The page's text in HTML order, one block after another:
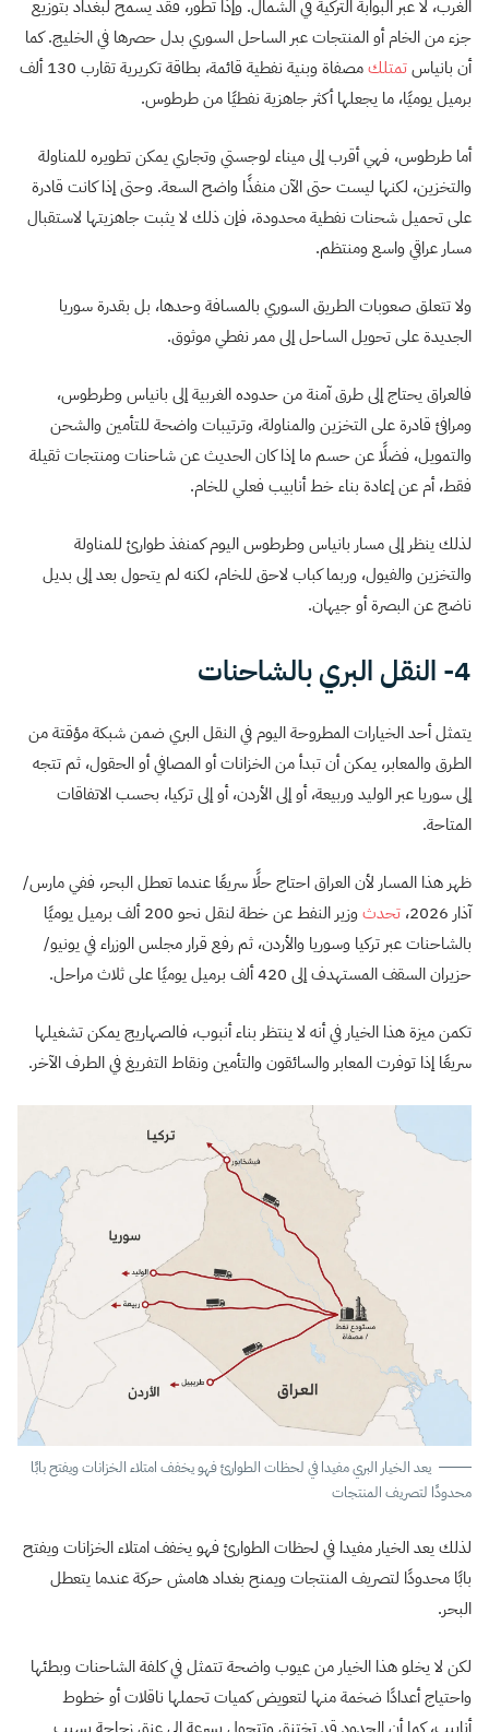
الغرب، لا عبر البوابة التركية في الشمال. وإذا تطور، فقد يسمح لبغداد بتوزيع
جزء من الخام أو المنتجات عبر الساحل السوري بدل حصرها في الخليج. كما
أن بانياستمتلك
مصفاة وبنية نفطية قائمة، بطاقة تكريرية تقارب 130 ألف
برميل يوميًا، ما يجعلها أكثر جاهزية نفطيًا من طرطوس.
أما طرطوس، فهي أقرب إلى ميناء لوجستي وتجاري يمكن تطويره للمناولة
والتخزين، لكنها ليست حتى الآن منفذًا واضح السعة. وحتى إذا كانت قادرة
على تحميل شحنات نفطية محدودة، فإن ذلك لا يثبت جاهزيتها لاستقبال
مسار عراقي واسع ومنتظم.
ولا تتعلق صعوبات الطريق السوري بالمسافة وحدها، بل بقدرة سوريا
الجديدة على تحويل الساحل إلى ممر نفطي موثوق.
فالعراق يحتاج إلى طرق آمنة من حدوده الغربية إلى بانياس وطرطوس،
ومرافئ قادرة على التخزين والمناولة، وترتيبات واضحة للتأمين والشحن
والتمويل، فضلًا عن حسم ما إذا كان الحديث عن شاحنات ومنتجات ثقيلة
فقط، أم عن إعادة بناء خط أنابيب فعلي للخام.
لذلك ينظر إلى مسار بانياس وطرطوس اليوم كمنفذ طوارئ للمناولة
والتخزين والفيول، وربما كباب لاحق للخام، لكنه لم يتحول بعد إلى بديل
ناضج عن البصرة أو جيهان.
4- النقل البري بالشاحنات
يتمثل أحد الخيارات المطروحة اليوم في النقل البري ضمن شبكة مؤقتة من
الطرق والمعابر، يمكن أن تبدأ من الخزانات أو المصافي أو الحقول، ثم تتجه
إلى سوريا عبر الوليد وربيعة، أو إلى الأردن، أو إلى تركيا، بحسب الاتفاقات
المتاحة.
ظهر هذا المسار لأن العراق احتاج حلًا سريعًا عندما تعطل البحر، ففي مارس/
آذار 2026،
تحدث
وزير النفط عن خطة لنقل نحو 200 ألف برميل يوميًا
بالشاحنات عبر تركيا وسوريا والأردن، ثم رفع قرار مجلس الوزراء في يونيو/
حزيران السقف المستهدف إلى 420 ألف برميل يوميًا على ثلاث مراحل.
تكمن ميزة هذا الخيار في أنه لا ينتظر بناء أنبوب، فالصهاريج يمكن تشغيلها
سريعًا إذا توفرت المعابر والسائقون والتأمين ونقاط التفريغ في الطرف الآخر.
يعد الخيار البري مفيدا في لحظات الطوارئ فهو يخفف امتلاء الخزانات ويفتح بابًا
محدودًا لتصريف المنتجات
لذلك يعد الخيار مفيدا في لحظات الطوارئ فهو يخفف امتلاء الخزانات ويفتح
بابًا محدودًا لتصريف المنتجات ويمنح بغداد هامش حركة عندما يتعطل
البحر.
لكن لا يخلو هذا الخيار من عيوب واضحة تتمثل في كلفة الشاحنات وبطئها
واحتياج أعدادًا ضخمة منها لتعويض كميات تحملها ناقلات أو خطوط